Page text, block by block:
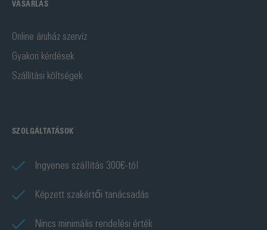
VÁSÁRLÁS
Online áruház szervíz
Gyakori kérdések
Szállítási költségek
SZOLGÁLTATÁSOK
Ingyenes szállítás 300€-tól
Képzett szakértői tanácsadás
Nincs minimális rendelési érték